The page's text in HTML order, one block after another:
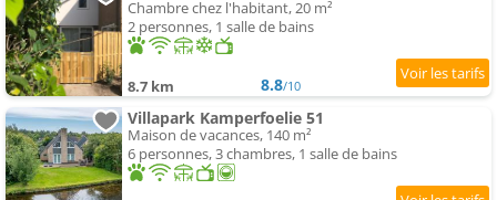
Chambre chez l'habitant, 20 m²
2 personnes, 1 salle de bains
8.7 km 8.8/10
Villapark Kamperfoelie 51
Maison de vacances, 140 m²
6 personnes, 3 chambres, 1 salle de bains